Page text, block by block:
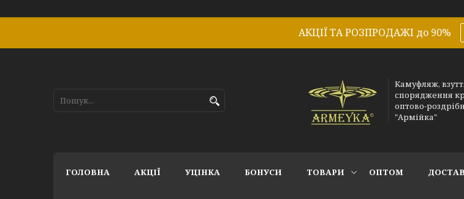
АКЦІЇ ТА РОЗПРОДАЖІ до 90%
Камуфляж,
спорядження
оптово-
"Армійка"
ГОЛОВНА АКЦІЇ УЦІНКА БОНУСИ ТОВАРИ ОПТОМ